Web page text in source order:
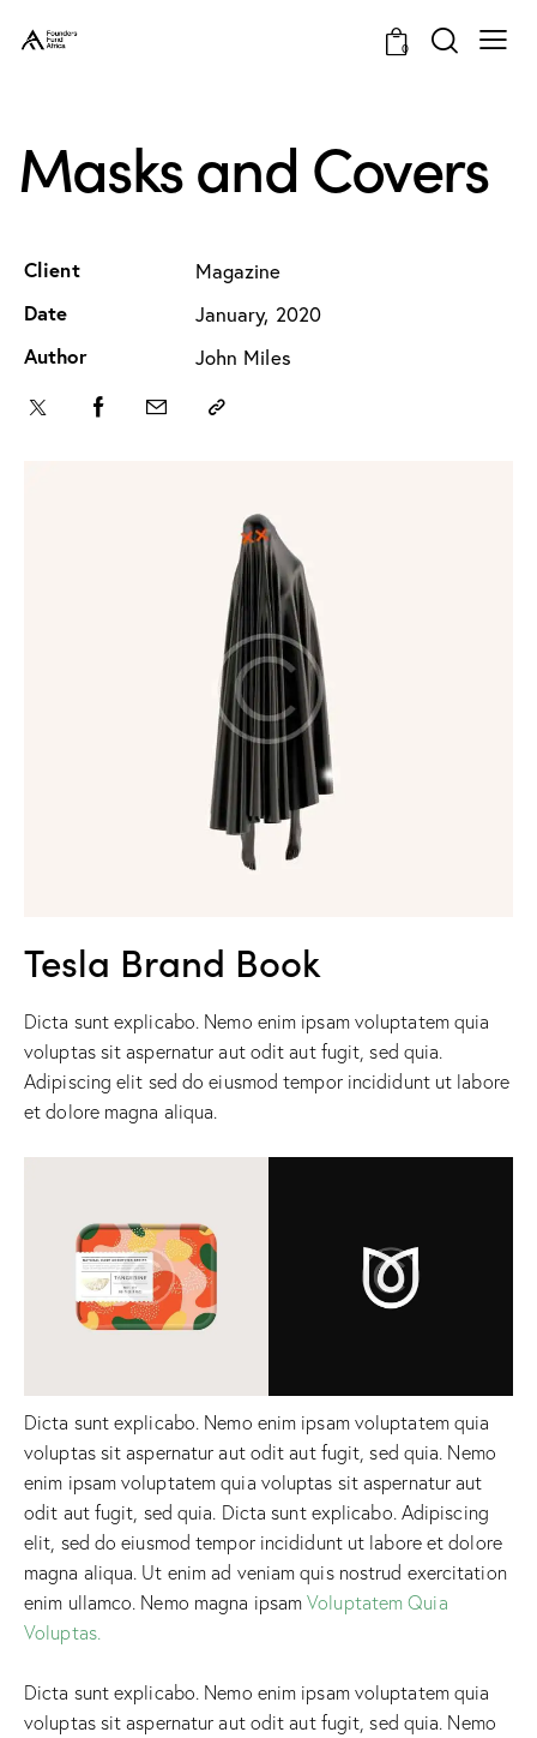
0
Masks and Covers
Client Magazine
Date January, 2020
Author John Miles
Tesla Brand Book
Dicta sunt explicabo. Nemo enim ipsam voluptatem quia
voluptas sit aspernatur aut odit aut fugit, sed quia.
Adipiscing elit sed do eiusmod tempor incididunt ut labore
et dolore magna aliqua.
Dicta sunt explicabo. Nemo enim ipsam voluptatem quia
voluptas sit aspernatur aut odit aut fugit, sed quia. Nemo
enim ipsam voluptatem quia voluptas sit aspernatur aut
odit aut fugit, sed quia. Dicta sunt explicabo. Adipiscing
elit, sed do eiusmod tempor incididunt ut labore et dolore
magna aliqua. Ut enim ad veniam quis nostrud exercitation
enim ullamco. Nemo magna ipsamVoluptatem Quia
Voluptas.
Dicta sunt explicabo. Nemo enim ipsam voluptatem quia
voluptas sit aspernatur aut odit aut fugit, sed quia. Nemo